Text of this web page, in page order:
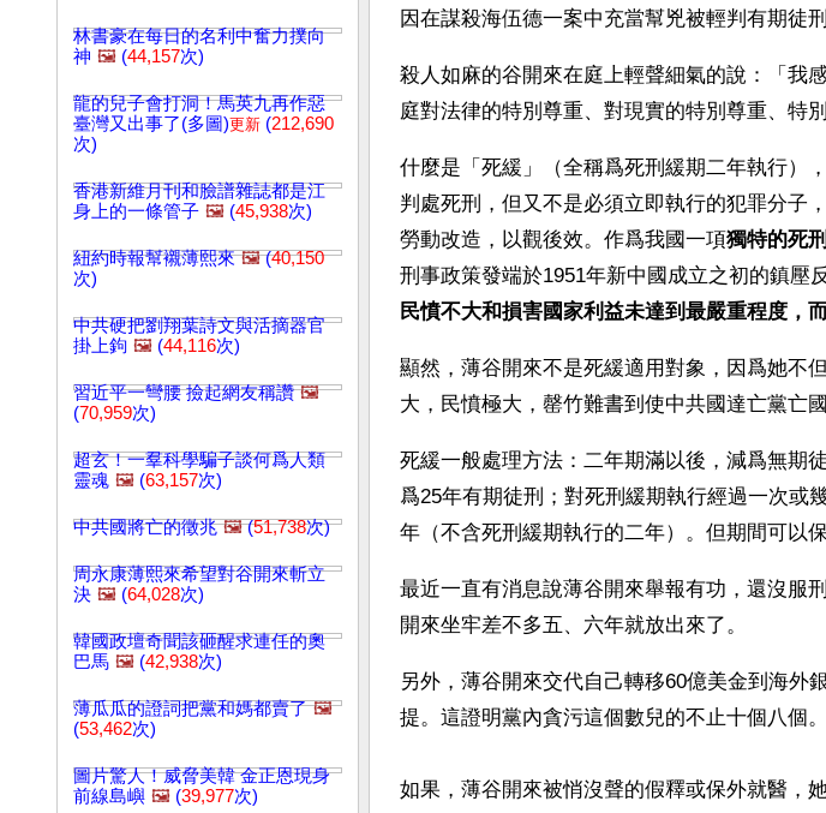
林書豪在每日的名利中奮力撲向
神 🖼️ (44,157次)
龍的兒子會打洞！馬英九再作惡
臺灣又出事了(多圖)更新 (212,690
次)
香港新維月刊和臉譜雜誌都是江
身上的一條管子 🖼️ (45,938次)
紐約時報幫襯薄熙來 🖼️(40,150
次)
中共硬把劉翔葉詩文與活摘器官
掛上鉤 🖼️ (44,116次)
習近平一彎腰 撿起網友稱讚 🖼️
(70,959次)
超玄！一羣科學騙子談何爲人類
靈魂 🖼️ (63,157次)
中共國將亡的徵兆 🖼️(51,738次)
周永康薄熙來希望對谷開來斬立
決 🖼️ (64,028次)
韓國政壇奇聞該砸醒求連任的奧
巴馬 🖼️ (42,938次)
薄瓜瓜的證詞把黨和媽都賣了 🖼️
(53,462次)
圖片驚人！威脅美韓 金正恩現身
前線島嶼 🖼️ (39,977次)
因在謀殺海伍德一案中充當幫兇被輕判有期徒刑
殺人如麻的谷開來在庭上輕聲細氣的說：「我
庭對法律的特別尊重、對現實的特別尊重、特
什麼是「死緩」（全稱爲死刑緩期二年執行）
判處死刑，但又不是必須立即執行的犯罪分子
勞動改造，以觀後效。作爲我國一項獨特的死
刑事政策發端於1951年新中國成立之初的鎮壓
民憤不大和損害國家利益未達到最嚴重程度，
顯然，薄谷開來不是死緩適用對象，因爲她不
大，民憤極大，罄竹難書到使中共國達亡黨亡
死緩一般處理方法：二年期滿以後，減爲無期
爲25年有期徒刑；對死刑緩期執行經過一次或
年（不含死刑緩期執行的二年）。但期間可以
最近一直有消息說薄谷開來舉報有功，還沒服
開來坐牢差不多五、六年就放出來了。
另外，薄谷開來交代自己轉移60億美金到海外
提。這證明黨內貪污這個數兒的不止十個八個。
如果，薄谷開來被悄沒聲的假釋或保外就醫，